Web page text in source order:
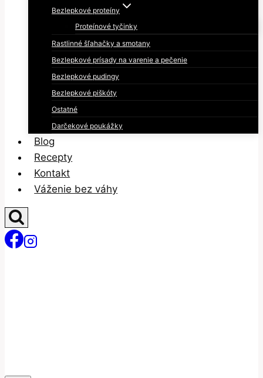
Bezlepkové proteíny
Proteínové tyčinky
Rastlinné šľahačky a smotany
Bezlepkové prísady na varenie a pečenie
Bezlepkové pudingy
Bezlepkové piškóty
Ostatné
Darčekové poukážky
Blog
Recepty
Kontakt
Váženie bez váhy